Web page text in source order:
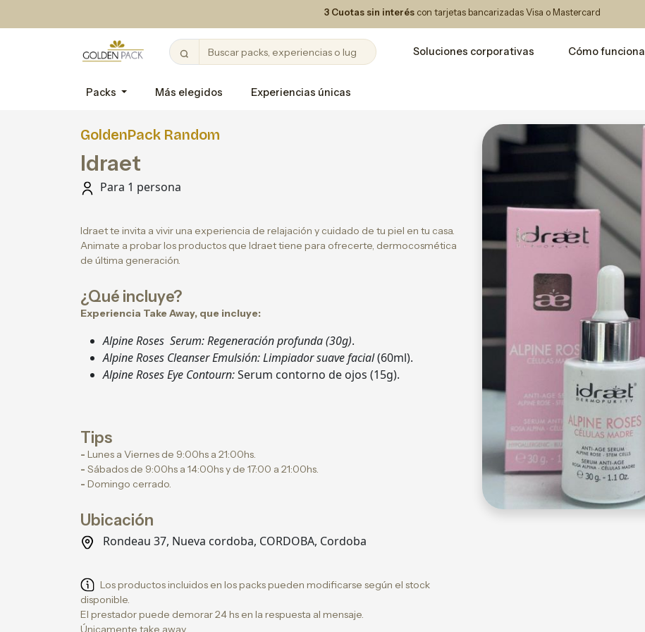
3 Cuotas sin interés con tarjetas bancarizadas Visa o Mastercard
Soluciones corporativas Cómo funciona
Packs Más elegidos Experiencias únicas
GoldenPack Random
Idraet
Para 1 persona
Idraet te invita a vivir una experiencia de relajación y cuidado de tu piel en tu casa.
Animate a probar los productos que Idraet tiene para ofrecerte, dermocosmética
de última generación.
¿Qué incluye?
Experiencia Take Away, que incluye:
Alpine Roses Serum: Regeneración profunda (30g).
Alpine Roses Cleanser Emulsión: Limpiador suave facial(60ml).
Alpine Roses Eye Contourn:Serum contorno de ojos (15g).
Tips
- Lunes a Viernes de 9:00hs a 21:00hs.
- Sábados de 9:00hs a 14:00hs y de 17:00 a 21:00hs.
- Domingo cerrado.
Ubicación
Rondeau 37, Nueva cordoba, CORDOBA, Cordoba
Los productos incluidos en los packs pueden modificarse según el stock
disponible.
El prestador puede demorar 24 hs en la respuesta al mensaje.
Únicamente take away.